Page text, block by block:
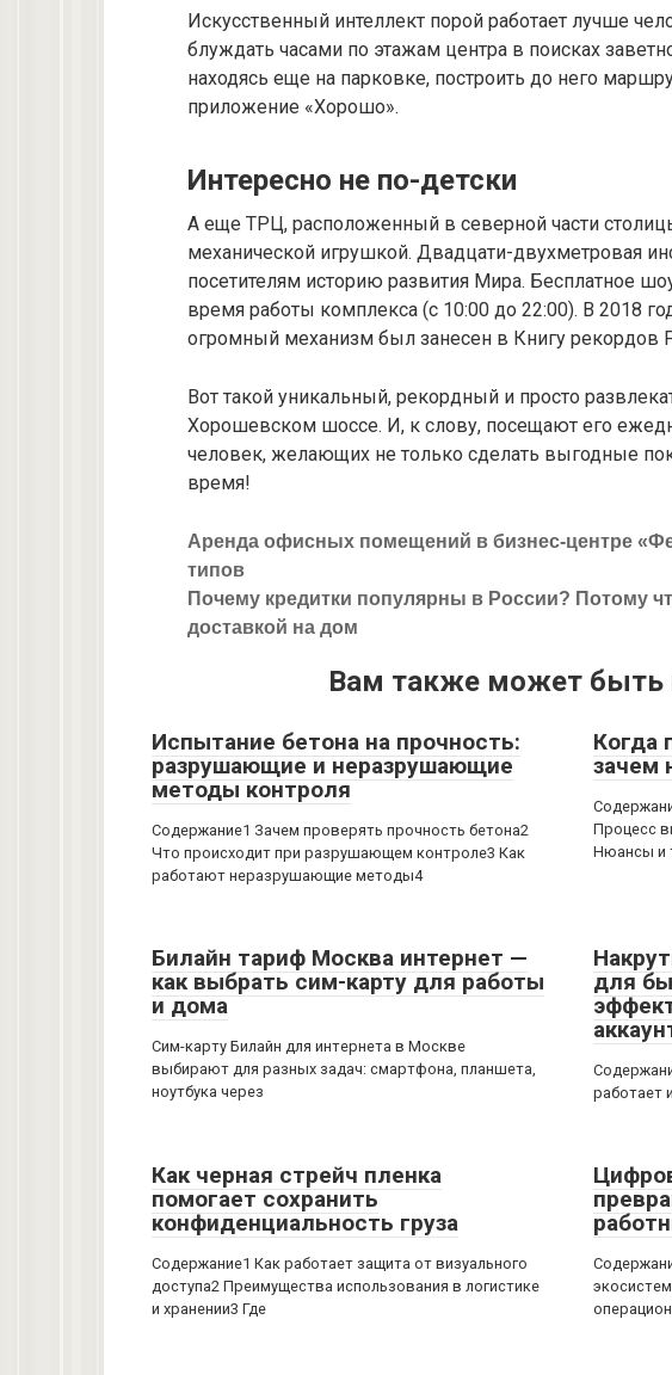
Искусственный интеллект порой работает лучше
блуждать часами по этажам центра в поисках
находясь еще на парковке, построить до него
приложение «Хорошо».
Интересно не по-детски
А еще ТРЦ, расположенный в северной части
механической игрушкой. Двадцати-двухметровая
посетителям историю развития Мира. Бесплатное
время работы комплекса (с 10:00 до 22:00). В 2018
огромный механизм был занесен в Книгу рекордов
Вот такой уникальный, рекордный и просто
Хорошевском шоссе. И, к слову, посещают его
человек, желающих не только сделать выгодные
время!
Аренда офисных помещений в бизнес-центре
типов
Почему кредитки популярны в России? Потому
доставкой на дом
Вам также может быть
Испытание бетона на прочность:
разрушающие и неразрушающие
методы контроля
Содержание1 Зачем проверять прочность бетона2
Что происходит при разрушающем контроле3 Как
работают неразрушающие методы4
Когда
зачем
Процесс
Нюансы и
Билайн тариф Москва интернет —
как выбрать сим-карту для работы
и дома
Сим-карту Билайн для интернета в Москве
выбирают для разных задач: смартфона, планшета,
ноутбука через
для
работает
Как черная стрейч пленка
помогает сохранить
конфиденциальность груза
Содержание1 Как работает защита от визуального
доступа2 Преимущества использования в логистике
и хранении3 Где